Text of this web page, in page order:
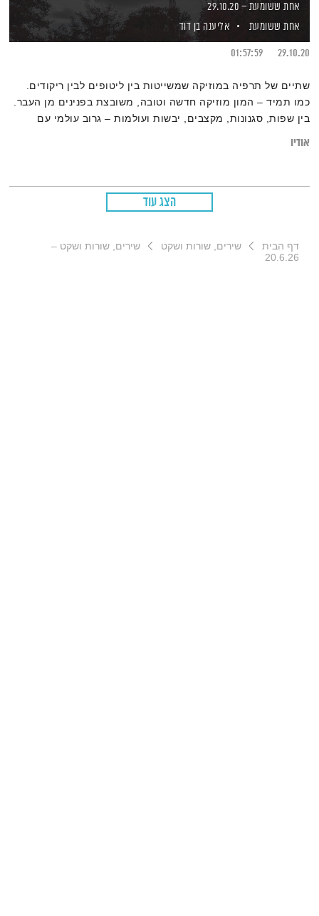
אחת ששומעת – 29.10.20
אחת ששומעת
אליענה בן דוד
29.10.20
01:57:59
שתיים של תרפיה במוזיקה שמשייטות בין ליטופים לבין ריקודים.
כמו תמיד – המון מוזיקה חדשה וטובה, משובצת בפנינים מן העבר.
בין שפות, סגנונות, מקצבים, יבשות ועולמות – גרוב עולמי עם
אודיו
הצג עוד
דף הבית שירים, שורות ושקט
שירים, שורות ושקט –
20.6.26